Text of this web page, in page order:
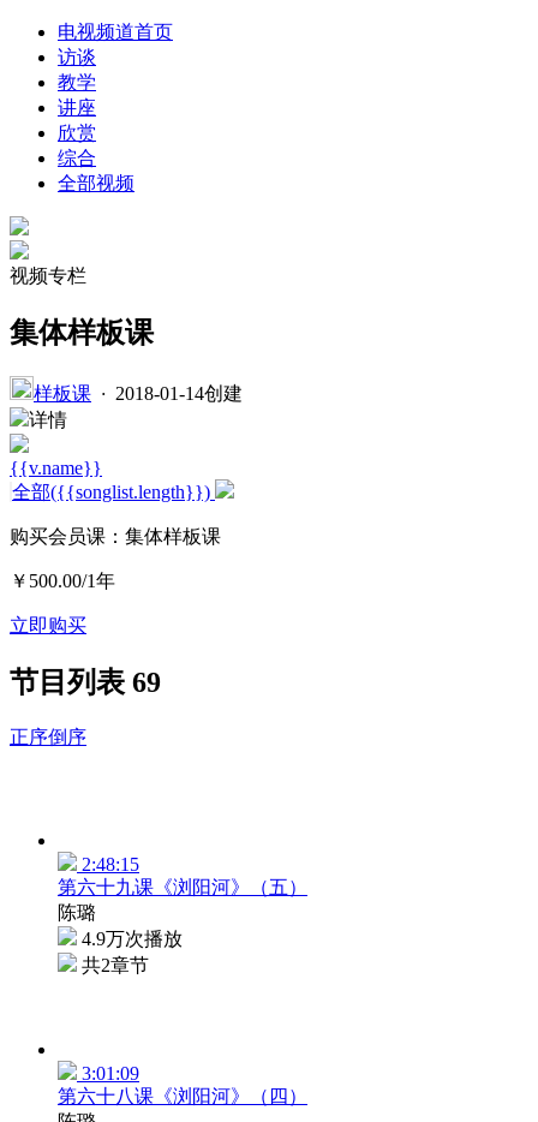
电视频道首页
访谈
教学
讲座
欣赏
综合
全部视频
视频专栏
集体样板课
样板课 · 2018-01-14创建
详情
{{v.name}}
全部({{songlist.length}})
购买会员课：集体样板课
￥500.00/1年
立即购买
节目列表 69
正序倒序
2:48:15
第六十九课《浏阳河》（五）
陈璐
4.9万次播放
共2章节
3:01:09
第六十八课《浏阳河》（四）